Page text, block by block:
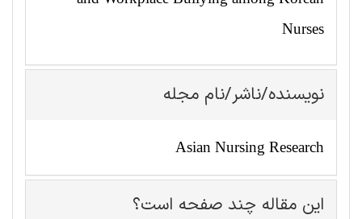
Nurses
نویسنده/ناشر/نام مجله
Asian Nursing Research
این مقاله چند صفحه است؟